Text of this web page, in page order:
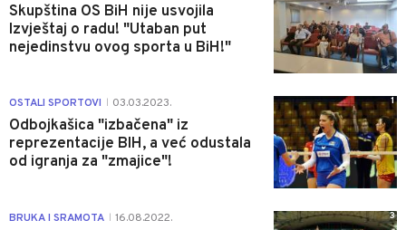
Skupština OS BiH nije usvojila
Izvještaj o radu! "Utaban put
nejedinstvu ovog sporta u BiH!"
OSTALI SPORTOVI 03.03.2023.
Odbojkašica "izbačena" iz
reprezentacije BIH, a već odustala
od igranja za "zmajice"!
1
BRUKA I SRAMOTA 16.08.2022. 3